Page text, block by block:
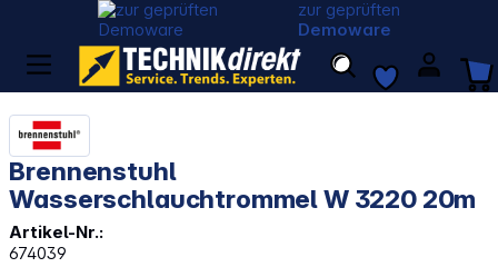
zur geprüften
Demoware
Brennenstuhl
Wasserschlauchtrommel W 3220 20m
Artikel-Nr.:
674039